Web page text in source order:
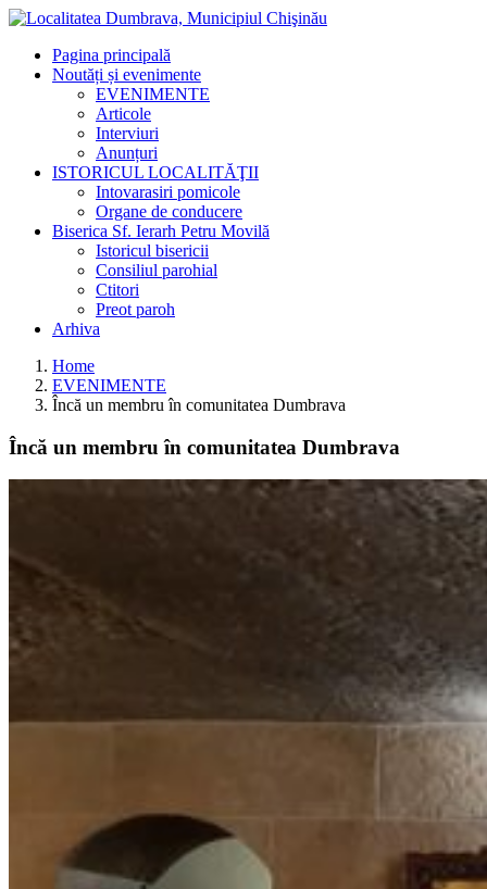
Pagina principală
Noutăți și evenimente
EVENIMENTE
Articole
Interviuri
Anunțuri
ISTORICUL LOCALITĂŢII
Intovarasiri pomicole
Organe de conducere
Biserica Sf. Ierarh Petru Movilă
Istoricul bisericii
Consiliul parohial
Ctitori
Preot paroh
Arhiva
Home
EVENIMENTE
Încă un membru în comunitatea Dumbrava
Încă un membru în comunitatea Dumbrava